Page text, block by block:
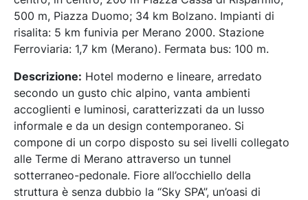
500 m, Piazza Duomo; 34 km Bolzano. Impianti di
risalita: 5 km funivia per Merano 2000. Stazione
Ferroviaria: 1,7 km (Merano). Fermata bus: 100 m.
Descrizione: Hotel moderno e lineare, arredato
secondo un gusto chic alpino, vanta ambienti
accoglienti e luminosi, caratterizzati da un lusso
informale e da un design contemporaneo. Si
compone di un corpo disposto su sei livelli collegato
alle Terme di Merano attraverso un tunnel
sotterraneo-pedonale. Fiore all’occhiello della
struttura è senza dubbio la “Sky SPA”, un’oasi di